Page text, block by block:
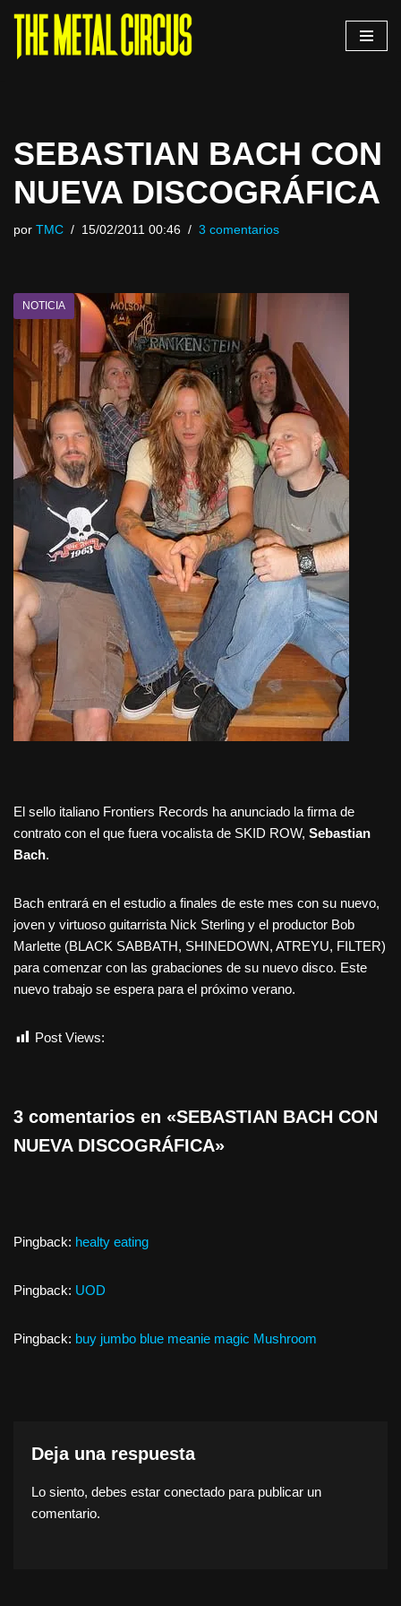
Saltar
SEBASTIAN BACH CON
NUEVA DISCOGRÁFICA
por TMC 15/02/2011 00:46 3 comentarios
NOTICIA
El sello italiano Frontiers Records ha anunciado la firma de
contrato con el que fuera vocalista de SKID ROW, Sebastian
Bach.
Bach entrará en el estudio a finales de este mes con su nuevo,
joven y virtuoso guitarrista Nick Sterling y el productor Bob
Marlette (BLACK SABBATH, SHINEDOWN, ATREYU, FILTER)
para comenzar con las grabaciones de su nuevo disco. Este
nuevo trabajo se espera para el próximo verano.
Post Views:
3 comentarios en «SEBASTIAN BACH CON
NUEVA DISCOGRÁFICA»
Pingback: healty eating
Pingback: UOD
Pingback: buy jumbo blue meanie magic Mushroom
Deja una respuesta
Lo siento, debes estar conectado para publicar un
comentario.